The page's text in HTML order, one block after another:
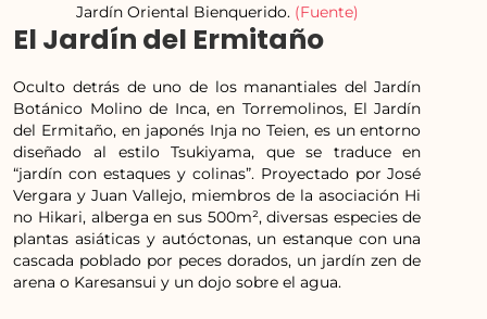
Jardín Oriental Bienquerido. (Fuente)
El Jardín del Ermitaño
Oculto detrás de uno de los manantiales del Jardín
Botánico Molino de Inca, en Torremolinos, El Jardín
del Ermitaño, en japonés Inja no Teien, es un entorno
diseñado al estilo Tsukiyama, que se traduce en
“jardín con estaques y colinas”. Proyectado por José
Vergara y Juan Vallejo, miembros de la asociación Hi
no Hikari, alberga en sus 500m², diversas especies de
plantas asiáticas y autóctonas, un estanque con una
cascada poblado por peces dorados, un jardín zen de
arena o Karesansui y un dojo sobre el agua.